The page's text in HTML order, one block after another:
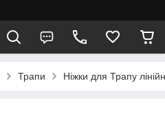
Трапи Ніжки для Трапу